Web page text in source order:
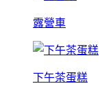
露營車
下午茶蛋糕